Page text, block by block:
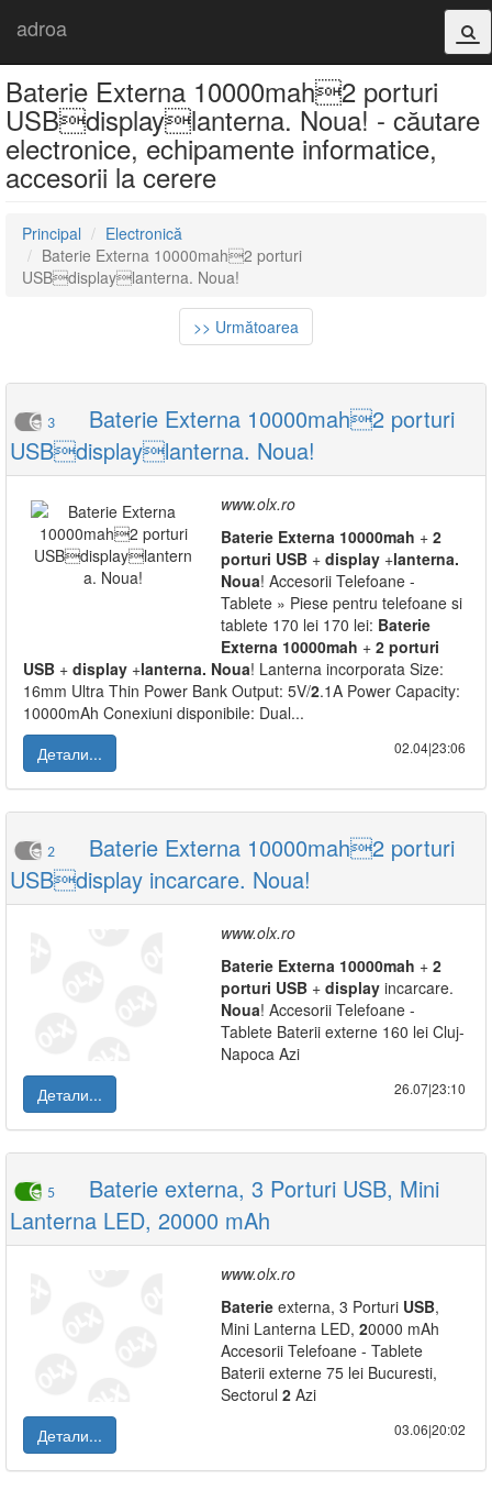
adroa
Baterie Externa 10000mah2 porturi
USBdisplaylanterna. Noua! - căutare
electronice, echipamente informatice,
accesorii la cerere
Principal
Electronică
Baterie Externa 10000mah2 porturi
USBdisplaylanterna. Noua!
>> Următoarea
3
Baterie Externa 10000mah2 porturi
USBdisplaylanterna. Noua!
www.olx.ro
Baterie Externa 10000mah + 2
porturi USB + display +lanterna.
Noua! Accesorii Telefoane -
Tablete » Piese pentru telefoane si
tablete 170 lei 170 lei: Baterie
Externa 10000mah + 2 porturi
USB + display +lanterna. Noua! Lanterna incorporata Size:
16mm Ultra Thin Power Bank Output: 5V/2.1A Power Capacity:
10000mAh Conexiuni disponibile: Dual...
Детали...
02.04|23:06
2
Baterie Externa 10000mah2 porturi
USBdisplay incarcare. Noua!
www.olx.ro
Baterie Externa 10000mah + 2
porturi USB + display incarcare.
Noua! Accesorii Telefoane -
Tablete Baterii externe 160 lei Cluj-
Napoca Azi
Детали...
26.07|23:10
5
Baterie externa, 3 Porturi USB, Mini
Lanterna LED, 20000 mAh
www.olx.ro
Baterie externa, 3 Porturi USB,
Mini Lanterna LED, 20000 mAh
Accesorii Telefoane - Tablete
Baterii externe 75 lei Bucuresti,
Sectorul 2 Azi
Детали...
03.06|20:02